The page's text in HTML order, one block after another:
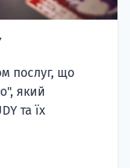
послуг, що
який
та їх